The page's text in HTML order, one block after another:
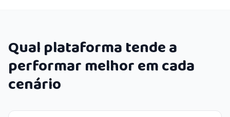
Qual plataforma tende a
performar melhor em cada
cenário